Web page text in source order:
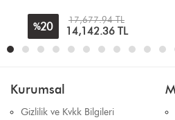
%20
17,677.94 TL
14,142.36TL
Kurumsal
Gizlilik ve Kvkk Bilgileri